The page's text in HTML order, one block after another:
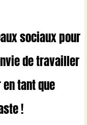
sociaux pour
de travailler
tant que
!